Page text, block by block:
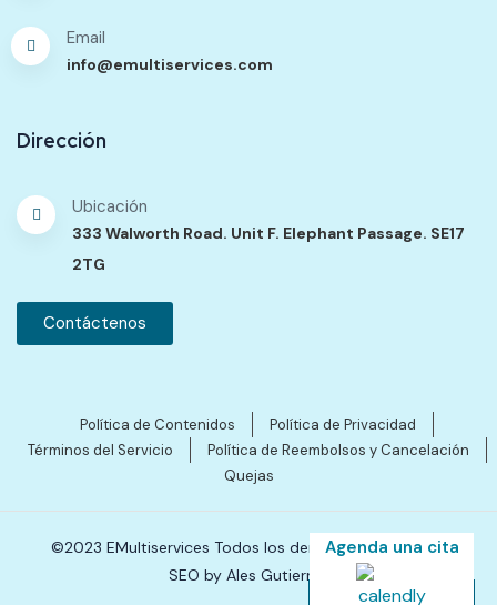
Email
info@emultiservices.com
Dirección
Ubicación
333 Walworth Road. Unit F. Elephant Passage. SE17
2TG
Contáctenos
Política de Contenidos
Política de Privacidad
Términos del Servicio
Política de Reembolsos y Cancelación
Quejas
©2023 EMultiservices Todos los derechos reservados.
SEO by Ales Gutierres
Agenda una cita